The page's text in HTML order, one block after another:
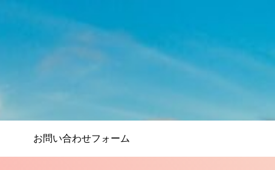
お問い合わせフォーム